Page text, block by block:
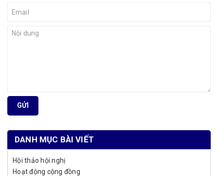
GỬI
DANH MỤC BÀI VIẾT
Hội thảo hội nghị
Hoạt động cộng đồng